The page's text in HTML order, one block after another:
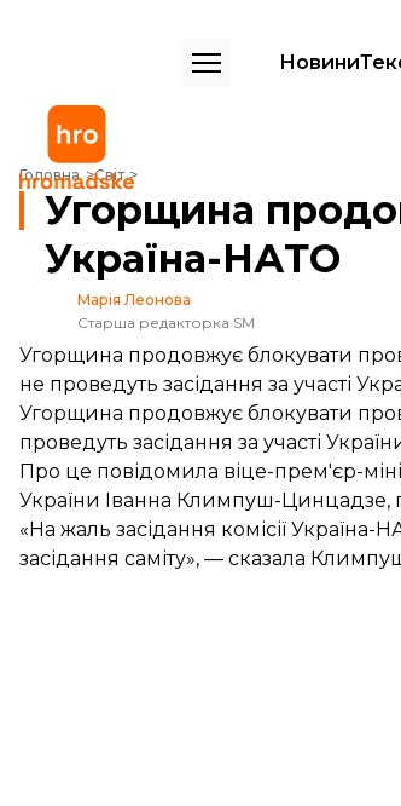
Новини
Головна Світ
Угорщина продовжує блокувати комісію
Угорщина
Україна-НАТО
Марія Леонова
Старша редакторка SM
Угорщина продовжує блокувати
не проведуть засідання за участі
Угорщина продовжує блокувати
проведуть засідання за участі
Про це повідомила віце-прем'єр-
України Іванна Климпуш-Цинцадзе,
«На жаль засідання комісії
засідання саміту», — сказала